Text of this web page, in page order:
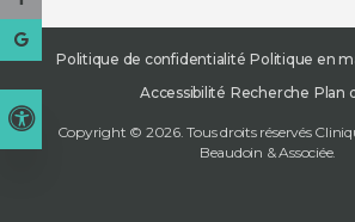
Version accessible
Politique de confidentialité Politique en
Accessibilité Recherche Plan
Copyright © 2026. Tous droits réservés
Beaudoin & Associée.